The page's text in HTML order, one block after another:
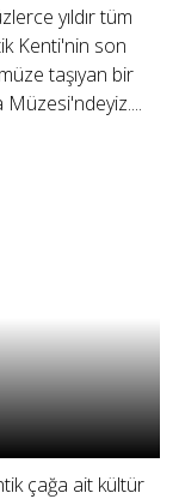
yıldır tüm
Kenti'nin son
taşıyan bir
Müzesi'ndeyiz....
çağa ait kültür